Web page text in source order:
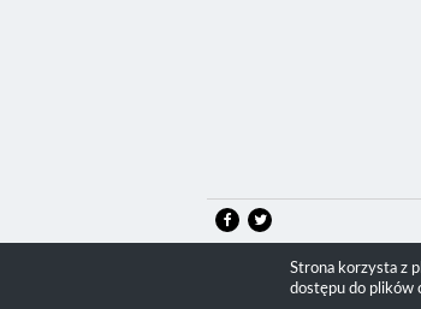
Strona korzysta z
dostępu do plików